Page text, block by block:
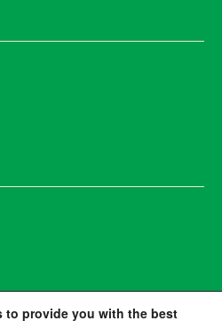
to provide you with the best